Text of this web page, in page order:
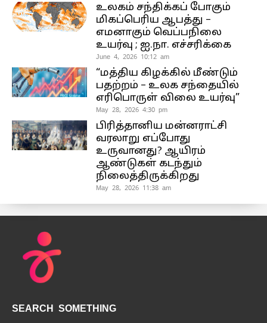
உலகம் சந்திக்கப் போகும்
மிகப்பெரிய ஆபத்து –
எமனாகும் வெப்பநிலை
உயர்வு ; ஐ.நா. எச்சரிக்கை
June 4, 2026 10:12 am
“மத்திய கிழக்கில் மீண்டும்
பதற்றம் – உலக சந்தையில்
எரிபொருள் விலை உயர்வு”
May 28, 2026 4:30 pm
பிரித்தானிய மன்னராட்சி
வரலாறு எப்போது
உருவானது? ஆயிரம்
ஆண்டுகள் கடந்தும்
நிலைத்திருக்கிறது
May 28, 2026 11:38 am
SEARCH SOMETHING